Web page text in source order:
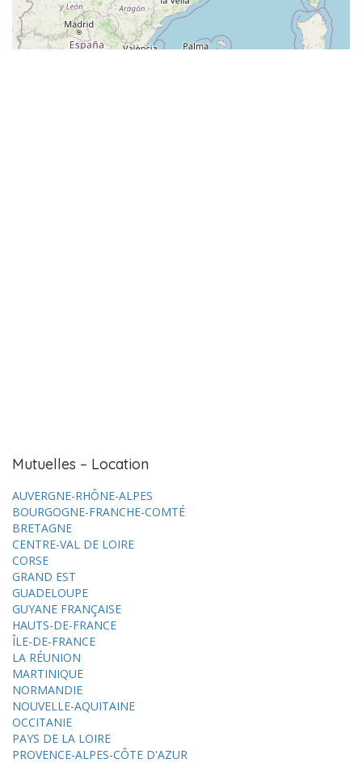
Mutuelles – Location
AUVERGNE-RHÔNE-ALPES
BOURGOGNE-FRANCHE-COMTÉ
BRETAGNE
CENTRE-VAL DE LOIRE
CORSE
GRAND EST
GUADELOUPE
GUYANE FRANÇAISE
HAUTS-DE-FRANCE
ÎLE-DE-FRANCE
LA RÉUNION
MARTINIQUE
NORMANDIE
NOUVELLE-AQUITAINE
OCCITANIE
PAYS DE LA LOIRE
PROVENCE-ALPES-CÔTE D'AZUR